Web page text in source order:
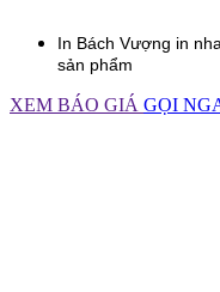
In Bách Vượng in
sản phẩm
XEM BÁO GIÁ GỌI